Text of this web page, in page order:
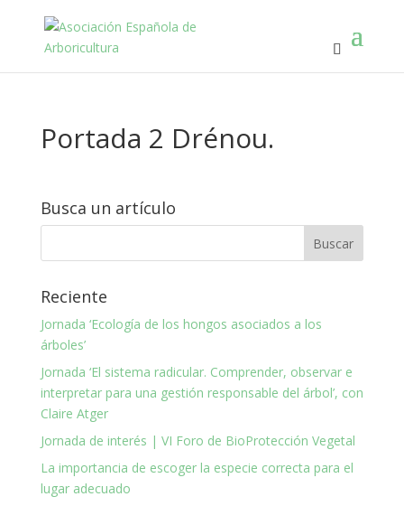
Portada 2 Drénou.
Busca un artículo
Reciente
Jornada ‘Ecología de los hongos asociados a los
árboles’
Jornada ‘El sistema radicular. Comprender, observar e
interpretar para una gestión responsable del árbol’, con
Claire Atger
Jornada de interés | VI Foro de BioProtección Vegetal
La importancia de escoger la especie correcta para el
lugar adecuado